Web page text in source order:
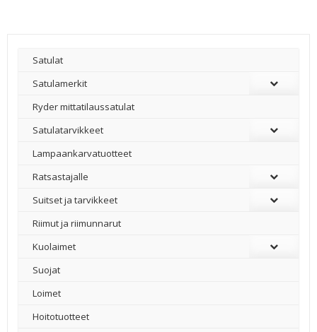
Satulat
Satulamerkit
Ryder mittatilaussatulat
Satulatarvikkeet
–
Lampaankarvatuotteet
Ratsastajalle
Suitset ja tarvikkeet
Riimut ja riimunnarut
Kuolaimet
Suojat
Loimet
Hoitotuotteet